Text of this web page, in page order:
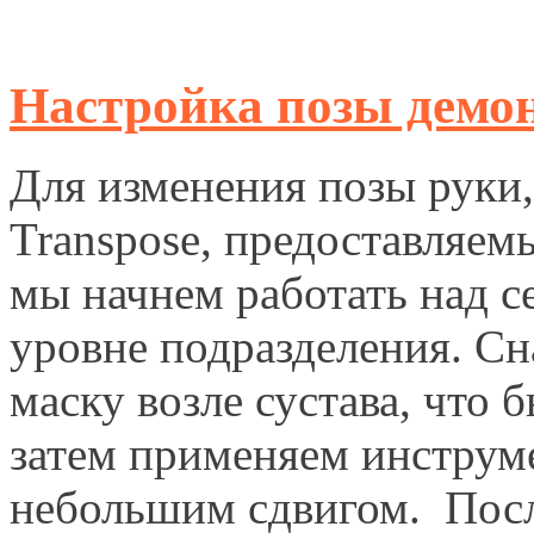
Настройка позы
Для изменения позы
Transpose,
мы начнем работать над
уровне подразделения.
маску возле сустава, что
затем применяем
небольшим сдвигом.